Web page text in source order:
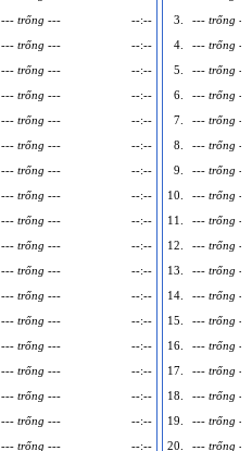
--- trống ---
--:--
--- trống ---
--:--
--- trống ---
--:--
--- trống ---
--:--
--- trống ---
--:--
--- trống ---
--:--
--- trống ---
--:--
--- trống ---
--:--
--- trống ---
--:--
--- trống ---
--:--
--- trống ---
--:--
--- trống ---
--:--
--- trống ---
--:--
--- trống ---
--:--
--- trống ---
--:--
--- trống ---
--:--
--- trống ---
--:--
--- trống --- --:--
3.
--- trống ---
4.
--- trống ---
5.
--- trống ---
6.
--- trống ---
7.
--- trống ---
8.
--- trống ---
9.
--- trống ---
10.
--- trống ---
11.
--- trống ---
12.
--- trống ---
13.
--- trống ---
14.
--- trống ---
15.
--- trống ---
16.
--- trống ---
17.
--- trống ---
18.
--- trống ---
19.
--- trống ---
20.
--- trống ---